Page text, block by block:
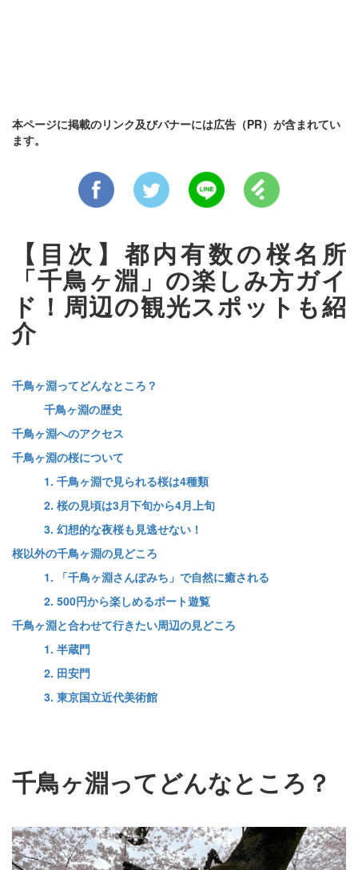
本ページに掲載のリンク及びバナーには広告（PR）が含まれてい
ます。
【目次】都内有数の桜名所
「千鳥ヶ淵」の楽しみ方ガイ
ド！周辺の観光スポットも紹
介
千鳥ヶ淵ってどんなところ？
千鳥ヶ淵の歴史
千鳥ヶ淵へのアクセス
千鳥ヶ淵の桜について
1. 千鳥ヶ淵で見られる桜は4種類
2. 桜の見頃は3月下旬から4月上旬
3. 幻想的な夜桜も見逃せない！
桜以外の千鳥ヶ淵の見どころ
1. 「千鳥ヶ淵さんぽみち」で自然に癒される
2. 500円から楽しめるボート遊覧
千鳥ヶ淵と合わせて行きたい周辺の見どころ
1. 半蔵門
2. 田安門
3. 東京国立近代美術館
千鳥ヶ淵ってどんなところ？